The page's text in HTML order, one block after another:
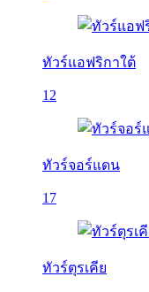
ทัวร์แอฟริกาใต้
12
ทัวร์จอร์แดน
17
ทัวร์ตุรเคีย